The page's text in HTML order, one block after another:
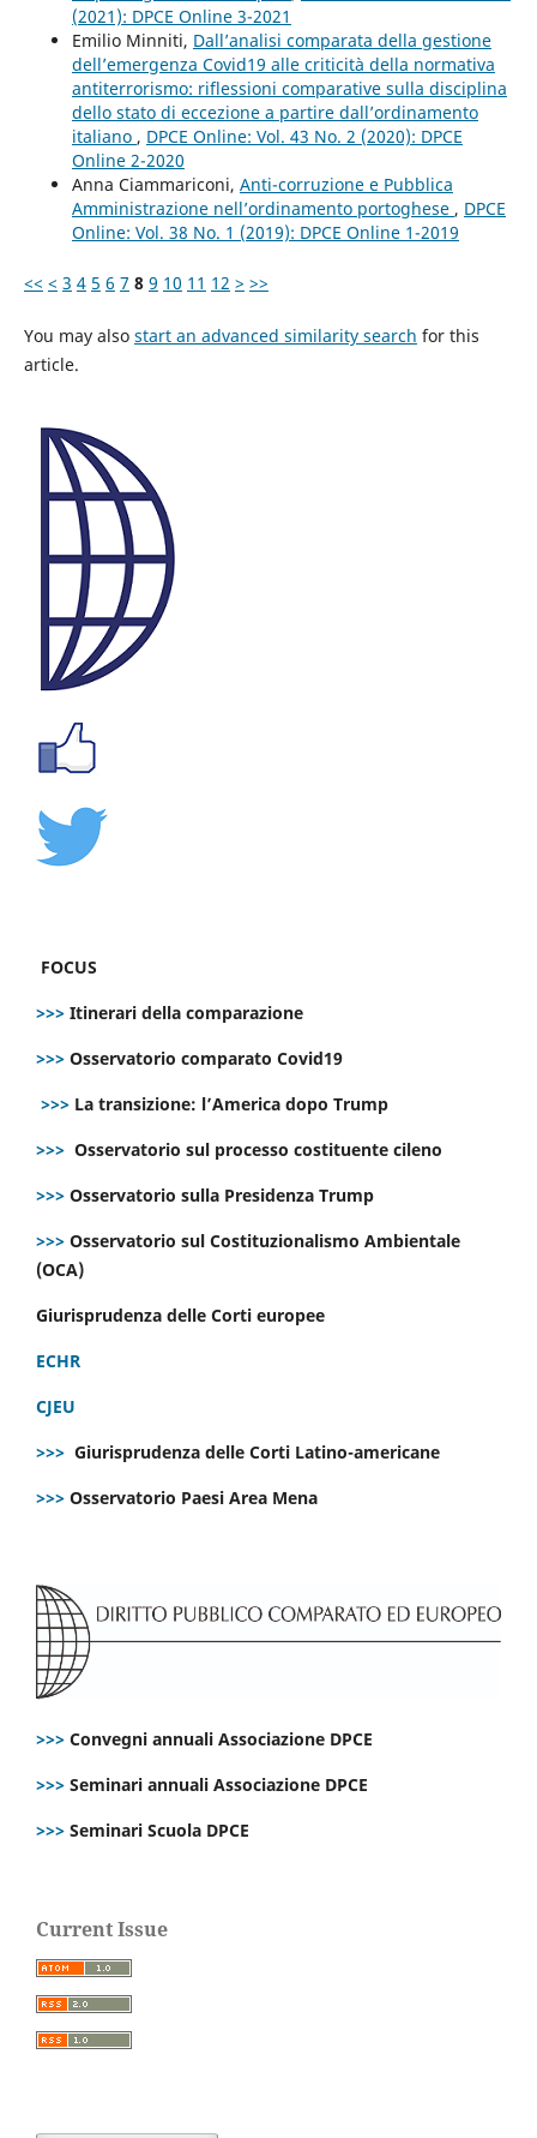
(2021): DPCE Online 3-2021
Emilio Minniti, Dall’analisi comparata della gestione
dell’emergenza Covid19 alle criticità della normativa
antiterrorismo: riflessioni comparative sulla disciplina
dello stato di eccezione a partire dall’ordinamento
italiano , DPCE Online: Vol. 43 No. 2 (2020): DPCE
Online 2-2020
Anna Ciammariconi, Anti-corruzione e Pubblica
Amministrazione nell’ordinamento portoghese , DPCE
Online: Vol. 38 No. 1 (2019): DPCE Online 1-2019
<< < 3 4 5 6 7 8 9 10 11 12 > >>
You may also start an advanced similarity search for this
article.
FOCUS
>>> Itinerari della comparazione
>>> Osservatorio comparato Covid19
>>> La transizione: l’America dopo Trump
>>> Osservatorio sul processo costituente cileno
>>> Osservatorio sulla Presidenza Trump
>>> Osservatorio sul Costituzionalismo Ambientale
(OCA)
Giurisprudenza delle Corti europee
ECHR
CJEU
>>> Giurisprudenza delle Corti Latino-americane
>>> Osservatorio Paesi Area Mena
>>> Convegni annuali Associazione DPCE
>>> Seminari annuali Associazione DPCE
>>> Seminari Scuola DPCE
Current Issue